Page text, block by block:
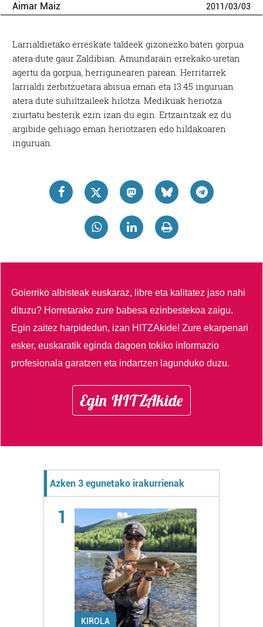
Aimar Maiz 2011/03/03
Larrialdietako erreskate taldeek gizonezko baten gorpua
atera dute gaur Zaldibian. Amundarain errekako uretan
agertu da gorpua, herrigunearen parean. Herritarrek
larrialdi zerbitzuetara abisua eman eta 13:45 inguruan
atera dute suhiltzaileek hilotza. Medikuak heriotza
ziurtatu besterik ezin izan du egin. Ertzaintzak ez du
argibide gehiago eman heriotzaren edo hildakoaren
inguruan.
Goierriko albisteak euskaraz, libre eta kalitatez jaso nahi
dituzu? Horretarako zure babesa ezinbestekoa zaigu.
Egin zaitez harpidedun, izan HITZAkide!Zure ekarpenari
esker, euskaratik eginda dagoen tokiko informazio
profesionala garatzen eta indartzen lagunduko duzu.
Egin HITZAkide
Azken 3 egunetako irakurrienak
1
KIROLA